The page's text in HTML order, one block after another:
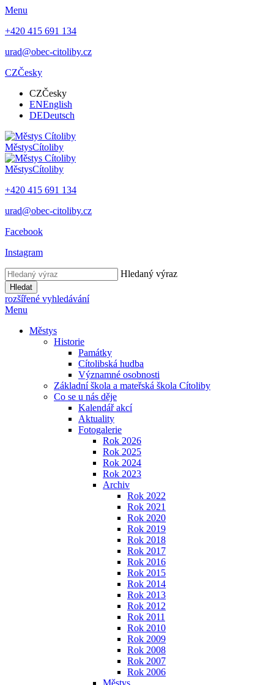
Menu
+420 415 691 134
urad@obec-citoliby.cz
CZČesky
CZČesky
ENEnglish
DEDeutsch
MěstysCítoliby
MěstysCítoliby
+420 415 691 134
urad@obec-citoliby.cz
Facebook
Instagram
Hledaný výraz
Hledat
rozšířené vyhledávání
Menu
Městys
Historie
Památky
Cítolibská hudba
Významné osobnosti
Základní škola a mateřská škola Cítoliby
Co se u nás děje
Kalendář akcí
Aktuality
Fotogalerie
Rok 2026
Rok 2025
Rok 2024
Rok 2023
Archiv
Rok 2022
Rok 2021
Rok 2020
Rok 2019
Rok 2018
Rok 2017
Rok 2016
Rok 2015
Rok 2014
Rok 2013
Rok 2012
Rok 2011
Rok 2010
Rok 2009
Rok 2008
Rok 2007
Rok 2006
Městys